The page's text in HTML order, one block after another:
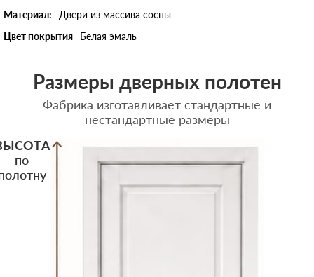
Материал:
Двери из массива сосны
Цвет покрытия
Белая эмаль
Размеры дверных полотен
Фабрика изготавливает стандартные и
нестандартные размеры
по